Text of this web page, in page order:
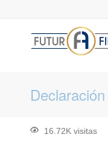
16.72K visitas